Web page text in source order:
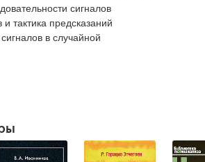
сигналов
тактика предсказаний
в случайной